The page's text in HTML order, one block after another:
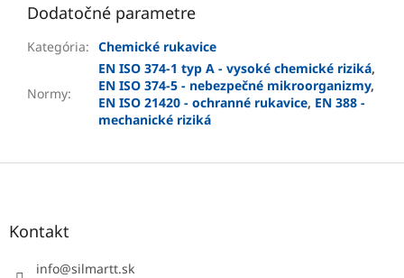
Dodatočné parametre
Kategória: Chemické rukavice
Normy:
EN ISO 374-1 typ A - vysoké chemické riziká,
EN ISO 374-5 - nebezpečné mikroorganizmy,
EN ISO 21420 - ochranné rukavice, EN 388 -
mechanické riziká
Z
Kontakt
info@silmartt.sk